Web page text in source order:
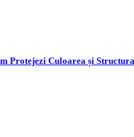
Protejezi Culoarea și